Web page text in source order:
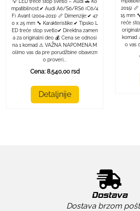
💡 LED treće stop svetlo – Audi 🚗 Ko
mpatibilnost:✔ Audi A6/S6/RS6 (C6/4
F) Avant (2004-2011) 📏 Dimenzije:✔ 47
0 x 25 mm 🔧 Karakteristike:✔ Tipsko L
ED treće stop svetlo✔ Direktna zamen
a za originalni deo 💰 Cena se odnosi
na 1 komad ⚠ VAŽNA NAPOMENA:M
olimo vas da pre porudžbine obavezn
o proveri...
Cena: 8.540,00 rsd
Detaljnije
2015)
15 mm
reće
komad
o vas
Dostava
Dostava brzom